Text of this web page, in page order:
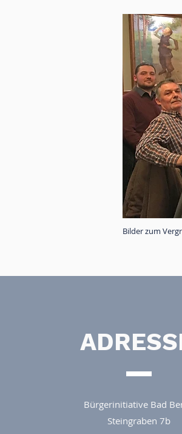
Bilder zum
Bürgerinitiative Bad
Steingraben 7b